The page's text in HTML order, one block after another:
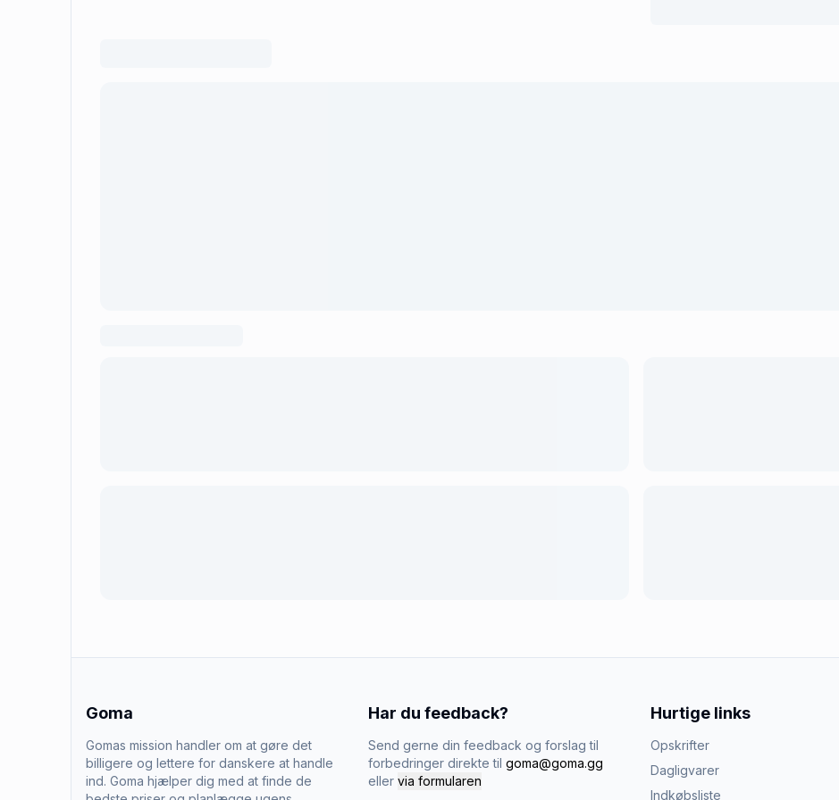
Goma
Gomas mission handler om at gøre det
billigere og lettere for danskere at handle
ind. Goma hjælper dig med at finde de
Har du feedback?
Send gerne din feedback og forslag til
forbedringer direkte til goma@goma.gg
eller via formularen
Hurtige links
Opskrifter
Dagligvarer
Indkøbsliste